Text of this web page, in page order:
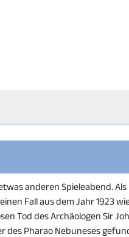
anderen Spieleabend. Als
Fall aus dem Jahr 1923
Tod des Archäologen Sir
des Pharao Nebuneses